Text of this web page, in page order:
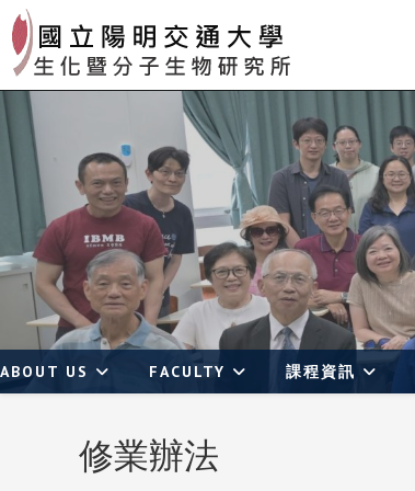
Skip
content
ABOUT US FACULTY 課程資訊
修業辦法